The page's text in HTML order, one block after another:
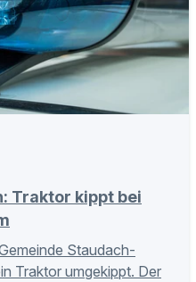
Traktor kippt bei
Staudach-
Traktor umgekippt. Der